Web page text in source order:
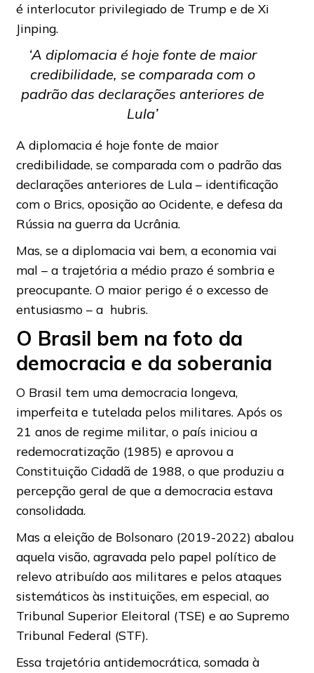
é interlocutor privilegiado de Trump e de Xi
Jinping.
‘A diplomacia é hoje fonte de maior
credibilidade, se comparada com o
padrão das declarações anteriores de
Lula’
A diplomacia é hoje fonte de maior
credibilidade, se comparada com o padrão das
declarações anteriores de Lula – identificação
com o Brics, oposição ao Ocidente, e defesa da
Rússia na guerra da Ucrânia.
Mas, se a diplomacia vai bem, a economia vai
mal – a trajetória a médio prazo é sombria e
preocupante. O maior perigo é o excesso de
entusiasmo – a hubris.
O Brasil bem na foto da
democracia e da soberania
O Brasil tem uma democracia longeva,
imperfeita e tutelada pelos militares. Após os
21 anos de regime militar, o país iniciou a
redemocratização (1985) e aprovou a
Constituição Cidadã de 1988, o que produziu a
percepção geral de que a democracia estava
consolidada.
Mas a eleição de Bolsonaro (2019-2022) abalou
aquela visão, agravada pelo papel político de
relevo atribuído aos militares e pelos ataques
sistemáticos às instituições, em especial, ao
Tribunal Superior Eleitoral (TSE) e ao Supremo
Tribunal Federal (STF).
Essa trajetória antidemocrática, somada à